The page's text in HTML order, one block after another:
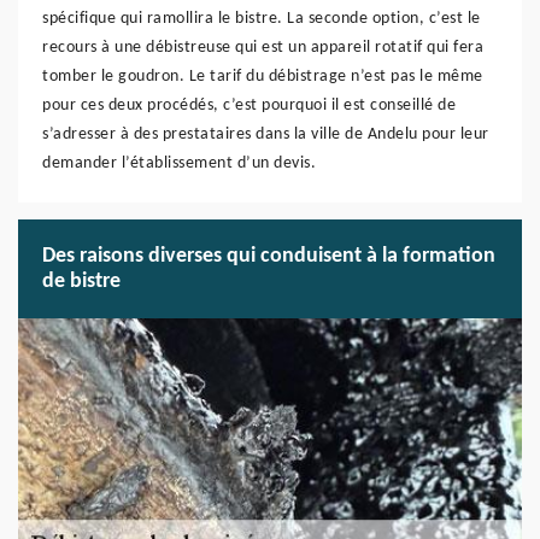
spécifique qui ramollira le bistre. La seconde option, c’est le
recours à une débistreuse qui est un appareil rotatif qui fera
tomber le goudron. Le tarif du débistrage n’est pas le même
pour ces deux procédés, c’est pourquoi il est conseillé de
s’adresser à des prestataires dans la ville de Andelu pour leur
demander l’établissement d’un devis.
Des raisons diverses qui conduisent à la formation
de bistre